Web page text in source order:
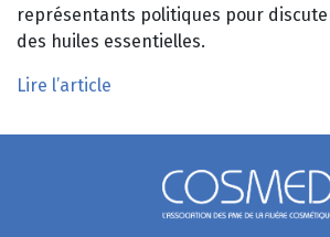
représentants politiques pour
des huiles essentielles.
Lire l’article